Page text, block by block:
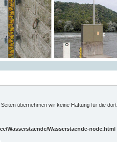
übernehmen wir keine Haftung für die dort
Wasserstaende/Wasserstaende-node.html